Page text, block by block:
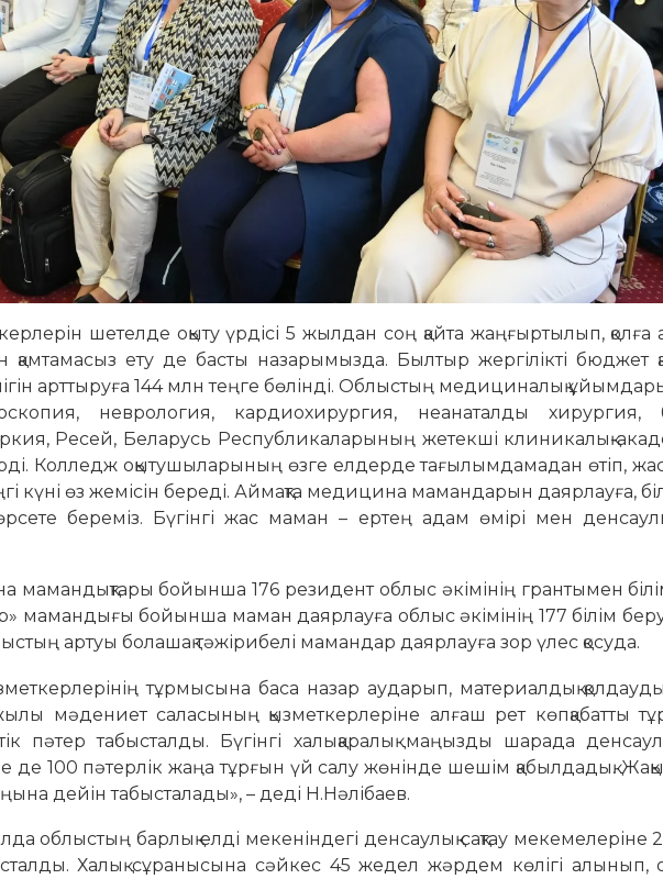
шетелде оқыту үрдісі 5 жылдан соң қайта жаңғыртылып,
қамтамасыз ету де басты назарымызда. Былтыр жергілікті бюджет
арттыруға 144 млн теңге бөлінді. Облыстың медициналық
неврология, кардиохирургия, неанаталды хирургия,
Ресей, Беларусь Республикаларының жетекші клиникалық-
Колледж оқытушыларының өзге елдерде тағылымдамадан өтіп,
күні өз жемісін береді. Аймақта медицина мамандарын даярлауға,
береміз. Бүгінгі жас маман – ертең адам өмірі мен
мамандықтары бойынша 176 резидент облыс әкімінің грантымен
мамандығы бойынша маман даярлауға облыс әкімінің 177 білім
артуы болашақ тәжірибелі мамандар даярлауға зор үлес қосуда.
тұрмысына баса назар аударып, материалдық қолдауды
мәдениет саласының қызметкерлеріне алғаш рет көпқабатты
пәтер табысталды. Бүгінгі халықаралық маңызды шарада
де 100 пәтерлік жаңа тұрғын үй салу жөнінде шешім қабылдадық.
дейін табысталады», – деді Н.Нәлібаев.
облыстың барлық елді мекеніндегі денсаулық сақтау мекемелеріне
Халық сұранысына сәйкес 45 жедел жәрдем көлігі алынып,